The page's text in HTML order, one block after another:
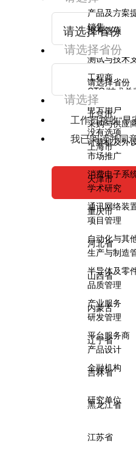
销售
测试与技术
CTO/技术总
采购与供应
市场推广
学术研究
项目管理
生产与制造
品质管理
研发管理
产品设计
产品及方案
集成商
工程商
甲方用户
计算机及外
消费电子系
通讯网络装
自动化与其
半导体及零
产业服务
平台服务商
金融机构
研究单位
没有选项
请选择省份
北京市
上海市
天津市
重庆市
河北省
山西省
内蒙古
辽宁省
吉林省
黑龙江省
江苏省
没有选项
工作日接收“早
我已阅读并同
议》